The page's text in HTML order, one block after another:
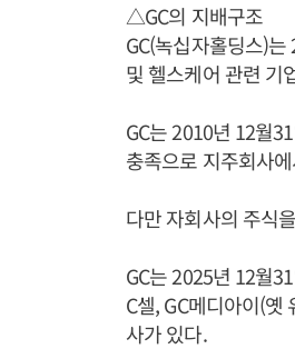
△GC의 지배구조
GC(녹십자홀딩스)
및 헬스케어 관련 기
GC는 2010년 12월
충족으로 지주회사
다만 자회사의 주식
GC는 2025년 12월
C셀, GC메디아이(옛
사가 있다.